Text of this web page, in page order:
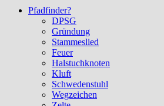
Pfadfinder?
DPSG
Gründung
Stammeslied
Feuer
Halstuchknoten
Kluft
Schwedenstuhl
Wegzeichen